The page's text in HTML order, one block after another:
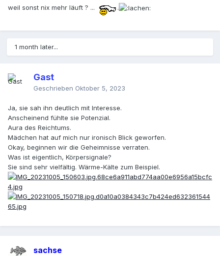
weil sonst nix mehr läuft ? ...
.
1 month later...
Gast
Geschrieben Oktober 5, 2023
Ja, sie sah ihn deutlich mit Interesse.
Anscheinend fühlte sie Potenzial.
Aura des Reichtums.
Mädchen hat auf mich nur ironisch Blick geworfen.
Okay, beginnen wir die Geheimnisse verraten.
Was ist eigentlich, Körpersignale?
Sie sind sehr vielfältig. Wärme-Kälte zum Beispiel.
sachse